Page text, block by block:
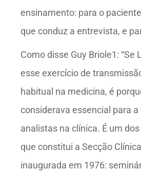
ensinamento: para o
que conduz a entrevista, e
Como disse Guy Briole1: “Se
esse exercício de
habitual na medicina, é
considerava essencial para
analistas na clínica. É um
que constitui a Secção
inaugurada em 1976: